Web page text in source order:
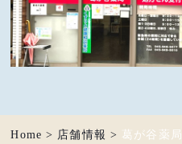
Home > 店舗情報 > 葛が谷薬局